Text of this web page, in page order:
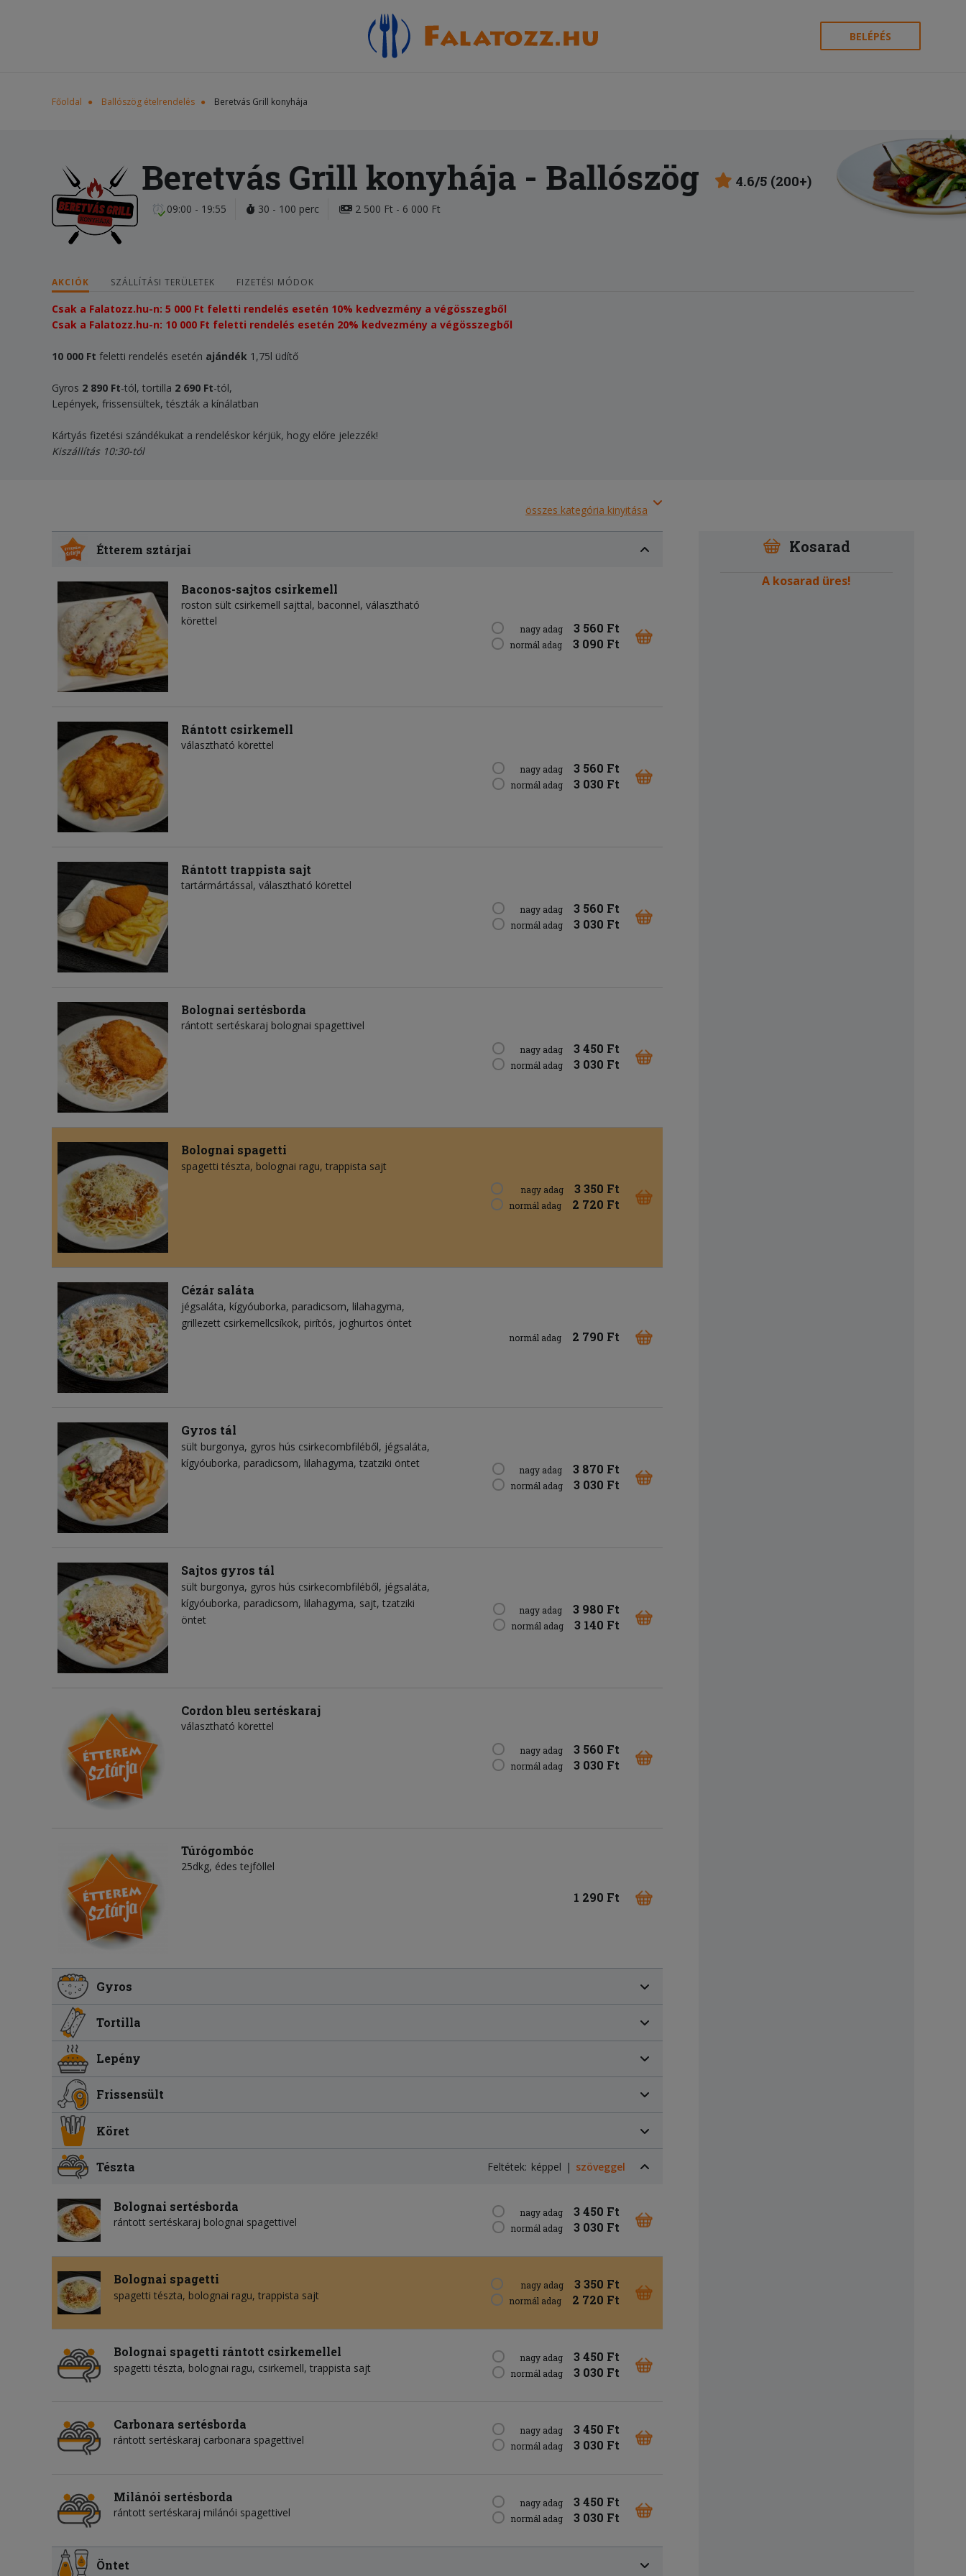
BELÉPÉS
Főoldal Ballószög ételrendelés Beretvás Grill konyhája
Beretvás Grill konyhája - Ballószög 4.6/5 (200+)
09:00 - 19:55 30 - 100 perc 2 500 Ft - 6 000 Ft
AKCIÓK SZÁLLÍTÁSI TERÜLETEK FIZETÉSI MÓDOK
Csak a Falatozz.hu-n: 5 000 Ft feletti rendelés esetén 10% kedvezmény a végösszegből
Csak a Falatozz.hu-n: 10 000 Ft feletti rendelés esetén 20% kedvezmény a végösszegből
10 000 Ft feletti rendelés esetén ajándék 1,75l üdítő
Gyros 2 890 Ft-tól, tortilla 2 690 Ft-tól,
Lepények, frissensültek, tészták a kínálatban
Kártyás fizetési szándékukat a rendeléskor kérjük, hogy előre jelezzék!
Kiszállítás 10:30-tól
összes kategória kinyitása
Étterem sztárjai
Baconos-sajtos csirkemell
roston sült csirkemell sajttal, baconnel, választható
körettel
nagy adag 3 560 Ft
normál adag 3 090 Ft
Rántott csirkemell
választható körettel
nagy adag 3 560 Ft
normál adag 3 030 Ft
Rántott trappista sajt
tartármártással, választható körettel
nagy adag 3 560 Ft
normál adag 3 030 Ft
Bolognai sertésborda
rántott sertéskaraj bolognai spagettivel
nagy adag 3 450 Ft
normál adag 3 030 Ft
Bolognai spagetti
spagetti tészta bolognai ragu trappista sajt
nagy adag 3 350 Ft
normál adag 2 720 Ft
Cézár saláta
jégsaláta kígyóuborka paradicsom lilahagyma
grillezett csirkemellcsíkok pirítós joghurtos öntet
normál adag 2 790 Ft
Gyros tál
sült burgonya gyros hús csirkecombfiléből jégsaláta
kígyóuborka paradicsom lilahagyma tzatziki öntet nagy adag 3 870 Ft
normál adag 3 030 Ft
Sajtos gyros tál
sült burgonya gyros hús csirkecombfiléből jégsaláta
kígyóuborka paradicsom lilahagyma sajt tzatziki
öntet
nagy adag 3 980 Ft
normál adag 3 140 Ft
Cordon bleu sertéskaraj
választható körettel
nagy adag 3 560 Ft
normál adag 3 030 Ft
Túrógombóc
25dkg, édes tejföllel
1 290 Ft
Gyros
Tortilla
Lepény
Frissensült
Köret
Tészta Feltétek: képpel szöveggel
Bolognai sertésborda
rántott sertéskaraj bolognai spagettivel
nagy adag 3 450 Ft
normál adag 3 030 Ft
Bolognai spagetti
spagetti tészta bolognai ragu trappista sajt
nagy adag 3 350 Ft
normál adag 2 720 Ft
Bolognai spagetti rántott csirkemellel
spagetti tészta bolognai ragu csirkemell trappista sajt
nagy adag 3 450 Ft
normál adag 3 030 Ft
Carbonara sertésborda
rántott sertéskaraj carbonara spagettivel
nagy adag 3 450 Ft
normál adag 3 030 Ft
Milánói sertésborda
rántott sertéskaraj milánói spagettivel
nagy adag 3 450 Ft
normál adag 3 030 Ft
Öntet
Kosarad
A kosarad üres!